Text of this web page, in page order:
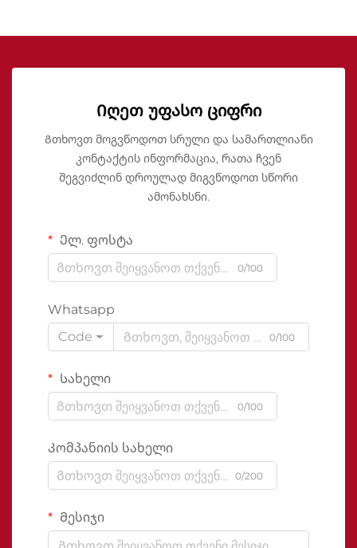
Იღეთ უფასო ციფრი
Გთხოვთ მოგვწოდოთ სრული და სამართლიანი
კონტაქტის ინფორმაცია, რათა ჩვენ
შეგვიძლინ დროულად მიგვწოდოთ სწორი
ამონახსნი.
Ელ. ფოსტა
0/100
Whatsapp
Code
0/100
Სახელი
0/100
Კომპანიის სახელი
0/200
Მესიჯი